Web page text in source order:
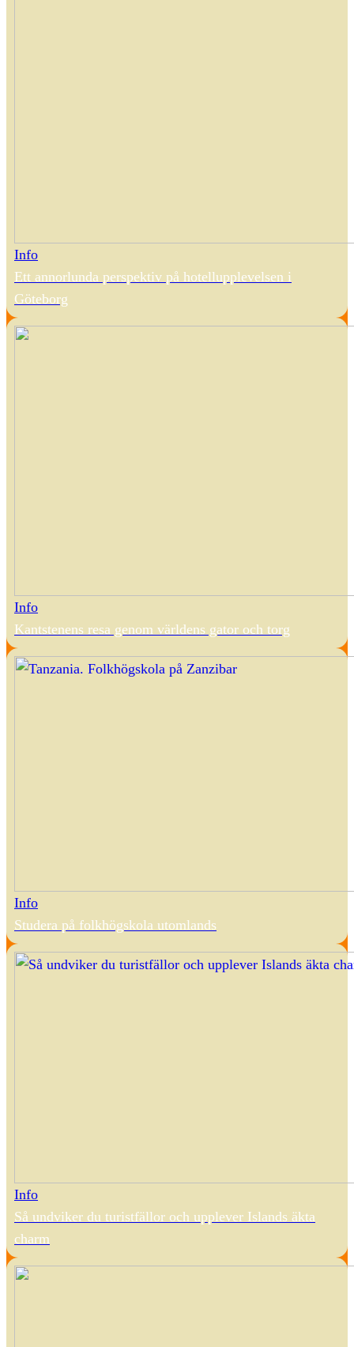
Info
Ett annorlunda perspektiv på hotellupplevelsen i
Göteborg
Info
Kantstenens resa genom världens gator och torg
Info
Studera på folkhögskola utomlands
Info
Så undviker du turistfällor och upplever Islands äkta
charm